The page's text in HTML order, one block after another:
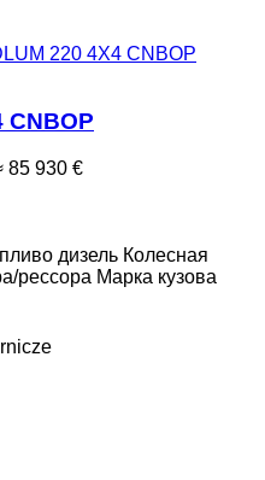
220 4X4 CNBOP
CNBOP
85 930 €
дизель Колесная
рессора Марка кузова